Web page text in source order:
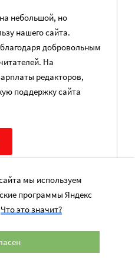
небольшой, но
нашего сайта.
добровольным
На
редакторов,
поддержку сайта
БЛАГОТВОРИТЕЛЬНЫЕ
,
мы используем
программы Яндекс
Что это значит?